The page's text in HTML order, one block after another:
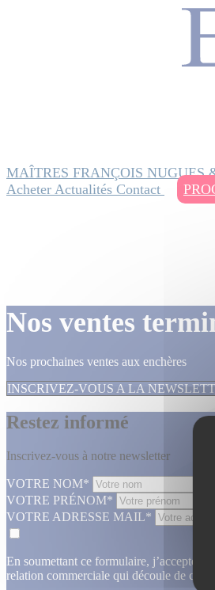
MAÎTRES FRANÇOIS NUGUES
Acheter Actualités Contact
Nos ventes
Nos prochaines ventes aux enchères
INSCRIVEZ-VOUS A LA
Restez informé
Inscrivez-vous à notre newsletter
VOTRE NOM*
VOTRE PRÉNOM*
VOTRE ADRESSE MAIL*
En soumettant ce formulaire, j’accepte
relation commerciale qui découle de cette